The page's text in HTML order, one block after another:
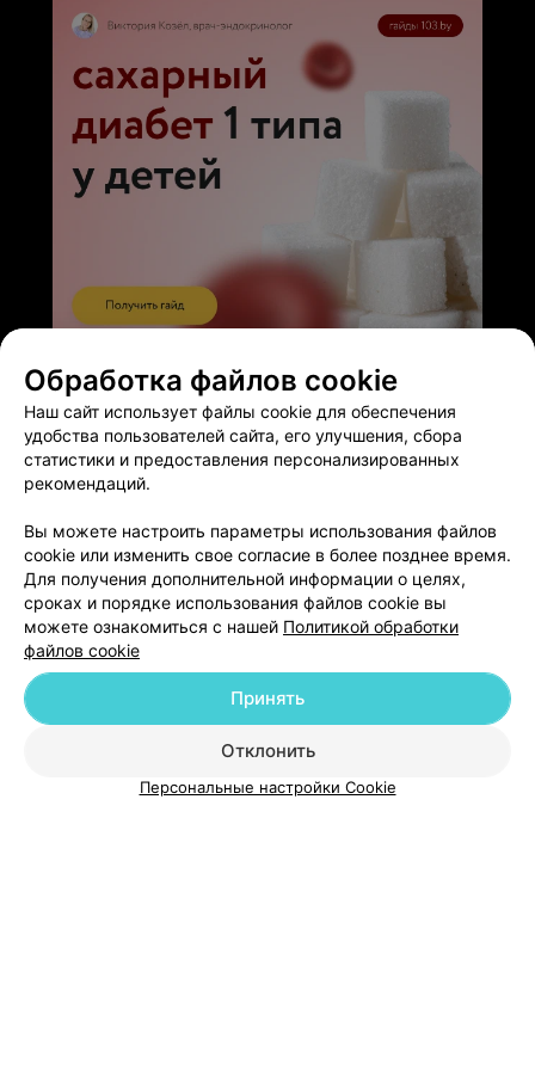
Добавить специалиста
О проекте Новости проекта
Размещение рекламы
Медицинский маркетинг
Публичный договор
Пользовательское соглашение
Способы оплаты
Обработка файлов cookie
Наш сайт использует файлы cookie для обеспечения
удобства пользователей сайта, его улучшения, сбора
статистики и предоставления персонализированных
рекомендаций.
Вы можете настроить параметры использования файлов
cookie или изменить свое согласие в более позднее время.
Для получения дополнительной информации о целях,
сроках и порядке использования файлов cookie вы
можете ознакомиться с нашей Политикой обработки
файлов cookie
Отклонить
Принять
Персональные настройки Cookie